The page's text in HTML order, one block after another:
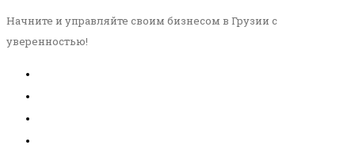
Начните и управляйте своим бизнесом в Грузии с
уверенностью!